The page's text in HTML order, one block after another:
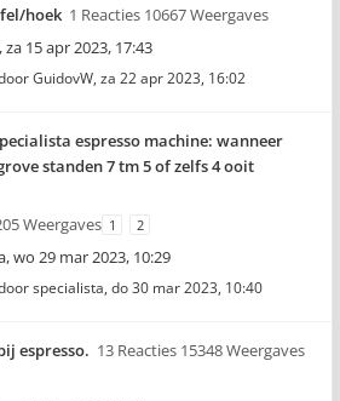
hoek 1 Reacties 10667 Weergaves
,za 15 apr 2023, 17:43
GuidovW, za 22 apr 2023, 16:02
espresso machine: wanneer
standen 7 tm 5 of zelfs 4 ooit
Weergaves 1 2
,wo 29 mar 2023, 10:29
specialista, do 30 mar 2023, 10:40
espresso. 13 Reacties 15348 Weergaves